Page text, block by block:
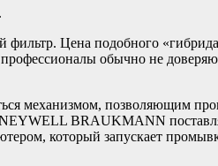
Цена подобного
обычно не
механизмом, позволяющим
BRAUKMANN
который запускает